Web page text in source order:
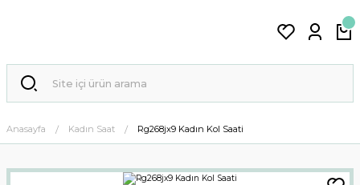
Anasayfa Kadın Saat Rg268jx9 Kadın Kol Saati